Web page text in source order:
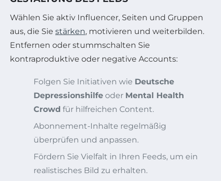
Wählen Sie aktiv Influencer, Seiten und Gruppen
aus, die Sie stärken, motivieren und weiterbilden.
Entfernen oder stummschalten Sie
kontraproduktive oder negative Accounts:
Folgen Sie Initiativen wie Deutsche
Depressionshilfe oder Mental Health
Crowd für hilfreichen Content.
Abonnement-Inhalte regelmäßig
überprüfen und anpassen.
Fördern Sie Vielfalt in Ihren Feeds, um ein
realistisches Bild zu erhalten.